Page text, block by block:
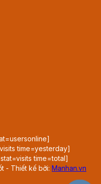
time=yesterday]
time=total]
- Thiết kế bởi: Manhan.vn